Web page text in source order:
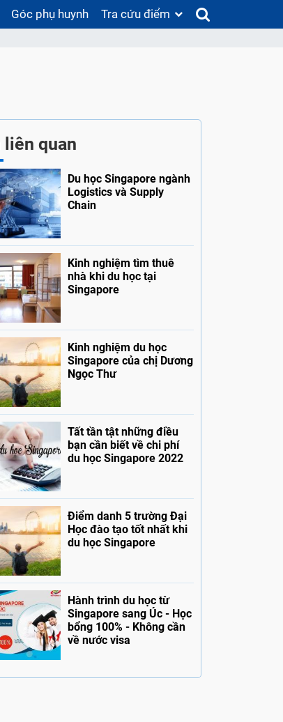
Góc phụ huynh Tra cứu điểm
liên quan
Du học Singapore ngành
Logistics và Supply
Chain
Kinh nghiệm tìm thuê
nhà khi du học tại
Singapore
Kinh nghiệm du học
Singapore của chị Dương
Ngọc Thư
Tất tần tật những điều
bạn cần biết về chi phí
du học Singapore 2022
Điểm danh 5 trường Đại
Học đào tạo tốt nhất khi
du học Singapore
Hành trình du học từ
Singapore sang Úc - Học
bổng 100% - Không cần
về nước visa